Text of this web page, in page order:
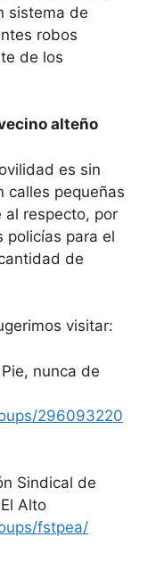
sistema de
robos
de los
alteño
es sin
calles pequeñas
al respecto, por
policías para el
de
visitar:
nunca de
296093220
Sindical de
Alto
fstpea/